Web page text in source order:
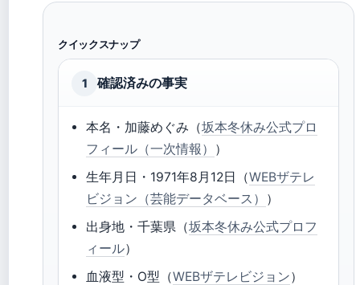
クイックスナップ
1 確認済みの事実
本名・加藤めぐみ（坂本冬休み公式プロ
フィール（一次情報） ）
生年月日・1971年8月12日（WEBザテレ
ビジョン（芸能データベース） ）
出身地・千葉県（坂本冬休み公式プロフ
ィール）
血液型・O型（WEBザテレビジョン）